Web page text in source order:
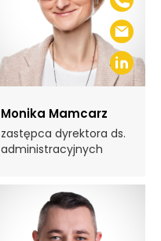
Monika Mamcarz
zastępca dyrektora ds.
administracyjnych